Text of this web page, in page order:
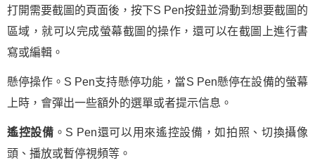
打開需要截圖的頁面後，按下S Pen按鈕並滑動到想要截圖的
區域，就可以完成螢幕截圖的操作，還可以在截圖上進行書
寫或編輯。
懸停操作。S Pen支持懸停功能，當S Pen懸停在設備的螢幕
上時，會彈出一些額外的選單或者提示信息。
遙控設備 。S Pen還可以用來遙控設備，如拍照、切換攝像
頭、播放或暫停視頻等。